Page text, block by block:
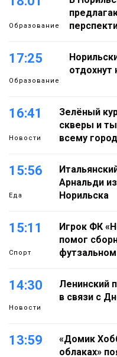
Образование
17:25
Образование
отдохнут
16:41
Новости
Зелёный
скверы и
всему
15:56
Еда
Арнальди
Норильска
15:11
Спорт
Игрок ФК
помог
14:30
Новости
Ленинский
в связи с
13:59
«Домик
облаках»